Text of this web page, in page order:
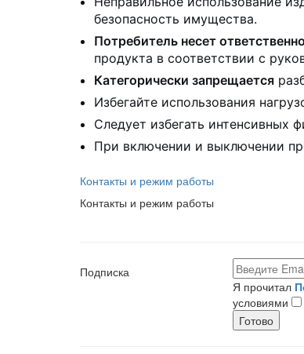
безопасность имущества.
Потребитель несет
продукта в соответствии с
Категорически запрещается
Избегайте использования
Следует избегать интенсивных
При включении и выключении
Контакты и режим работы
Контакты и режим работы
Подписка
Я прочитал
условиями
Готово